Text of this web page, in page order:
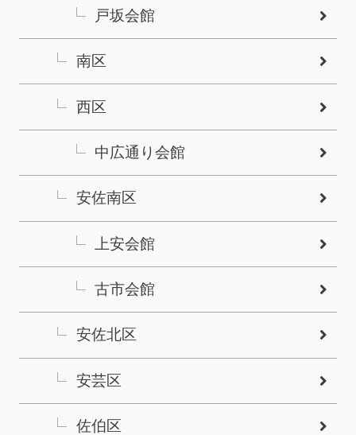
戸坂会館
南区
西区
中広通り会館
安佐南区
上安会館
古市会館
安佐北区
安芸区
佐伯区